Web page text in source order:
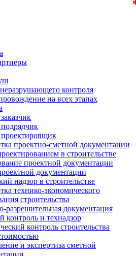
контроля
на всех этапах
проектно-сметной документации
в строительстве
проектной документации
документации
надзор в строительстве
технико-экономического
строительства
разрешительная документация
контроль и технадзор
контроль строительства
и экспертиза сметной